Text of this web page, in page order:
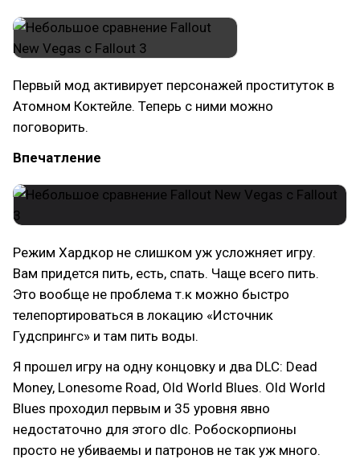
Первый мод активирует персонажей проституток в
Атомном Коктейле. Теперь с ними можно
поговорить.
Впечатление
Режим Хардкор не слишком уж усложняет игру.
Вам придется пить, есть, спать. Чаще всего пить.
Это вообще не проблема т.к можно быстро
телепортироваться в локацию «Источник
Гудспрингс» и там пить воды.
Я прошел игру на одну концовку и два DLC: Dead
Money, Lonesome Road, Old World Blues. Old World
Blues проходил первым и 35 уровня явно
недостаточно для этого dlc. Робоскорпионы
просто не убиваемы и патронов не так уж много.